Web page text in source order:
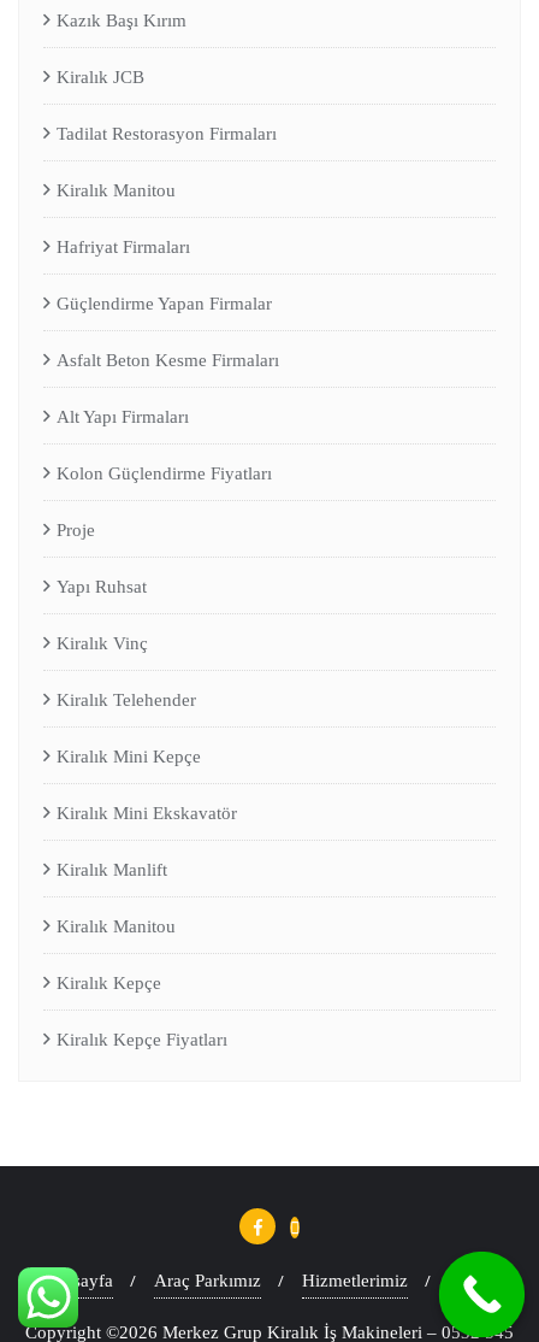
Kazık Başı Kırım
Kiralık JCB
Tadilat Restorasyon Firmaları
Kiralık Manitou
Hafriyat Firmaları
Güçlendirme Yapan Firmalar
Asfalt Beton Kesme Firmaları
Alt Yapı Firmaları
Kolon Güçlendirme Fiyatları
Proje
Yapı Ruhsat
Kiralık Vinç
Kiralık Telehender
Kiralık Mini Kepçe
Kiralık Mini Ekskavatör
Kiralık Manlift
Kiralık Manitou
Kiralık Kepçe
Kiralık Kepçe Fiyatları
Anasayfa Araç Parkımız Hizmetlerimiz Blog
Copyright ©2026 Merkez Grup Kiralık İş Makineleri – 0532 545